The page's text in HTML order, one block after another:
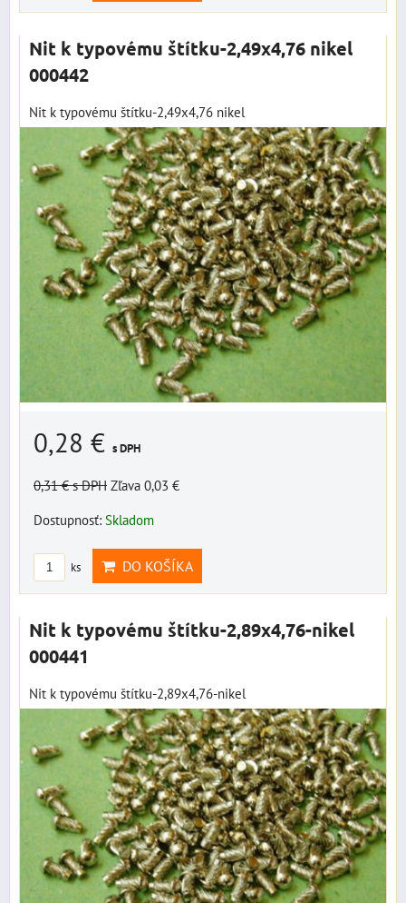
Nit k typovému štítku-2,49x4,76 nikel
000442
Nit k typovému štítku-2,49x4,76 nikel
0,28 € s DPH
0,31 €s DPH Zľava 0,03 €
Dostupnosť: Skladom
ks DO KOŠÍKA
Nit k typovému štítku-2,89x4,76-nikel
000441
Nit k typovému štítku-2,89x4,76-nikel